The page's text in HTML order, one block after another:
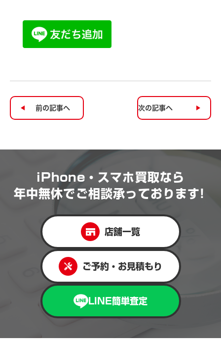
前の記事へ 次の記事へ
iPhone・スマホ買取なら
年中無休で ご相談承っております!
店舗一覧
ご予約・お見積もり
LINE簡単査定